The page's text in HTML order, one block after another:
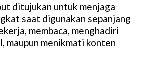
ditujukan untuk menjaga
saat digunakan sepanjang
membaca, menghadiri
maupun menikmati konten